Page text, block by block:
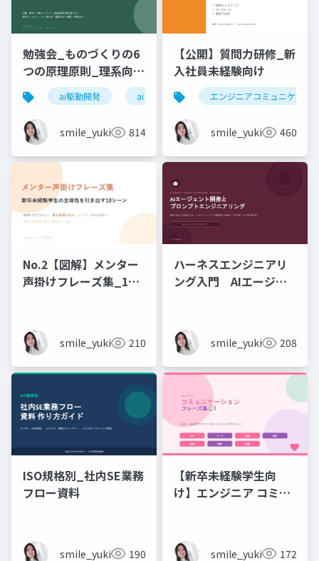
勉強会_ものづくりの6
つの原理原則_理系向け
6時間_2026_05_24_
石黒友季子
ai駆動開発 ai
smile_yukiko_it814
【公開】質問力研修_新
入社員未経験向け
エンジニアコミュニケーシ
smile_yukiko_it460
No.2【図解】メンター
声掛けフレーズ集_18
smile_yukiko_it210
ハーネスエンジニアリ
ング入門 AIエージェ
smile_yukiko_it208
ISO規格別_社内SE業務
フロー資料
smile_yukiko_it190
【新卒未経験学生向
け】エンジニア コミュ
のコミュニケーション
smile_yukiko_it172